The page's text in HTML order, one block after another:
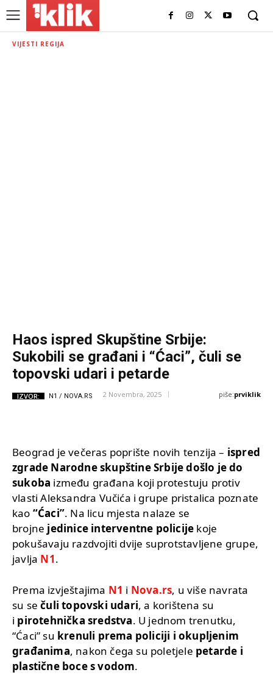
VIJESTI REGIJA
Haos ispred Skupštine Srbije:
Sukobili se građani i “Ćaci”, čuli se
topovski udari i petarde
IZVOR: N1 / NOVA.RS 2 Novembra, 2025 piše:prviklik
Beograd je večeras poprište novih tenzija – ispred
zgrade Narodne skupštine Srbije došlo je do
sukoba između građana koji protestuju protiv
vlasti Aleksandra Vučića i grupe pristalica poznate
kao “Ćaci”. Na licu mjesta nalaze se
brojne jedinice interventne policije koje
pokušavaju razdvojiti dvije suprotstavljene grupe,
javlja N1.
Prema izvještajima N1 i Nova.rs, u više navrata
su sečuli topovski udari, a korištena su
i pirotehnička sredstva. U jednom trenutku,
“Ćaci” su krenuli prema policiji i okupljenim
građanima, nakon čega su poletjele petarde i
plastične boce s vodom.